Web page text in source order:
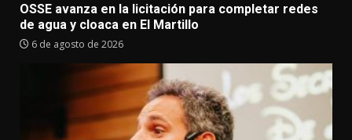
OSSE avanza en la licitación para completar redes
de agua y cloaca en El Martillo
6 de agosto de 2026